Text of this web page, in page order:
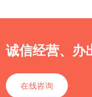
诚信经营、办
在线咨询